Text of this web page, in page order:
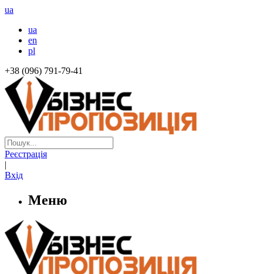
ua
ua
en
pl
+38 (096) 791-79-41
Реєстрація
|
Вхід
Меню